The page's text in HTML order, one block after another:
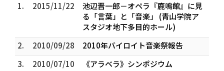
1.
2015/11/22
池辺晋一郎－オペラ『鹿鳴館』に見
る「言葉」と「音楽」 (青山学院ア
スタジオ地下多目的ホール)
2.
2010/09/28
2010年バイロイト音楽祭報告
3.
2010/07/10
《アラベラ》シンポジウム